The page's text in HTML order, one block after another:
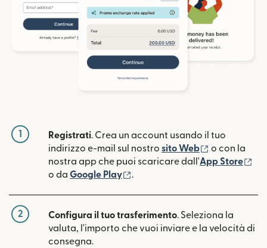
1 Registrati. Crea un account usando il tuo
indirizzo e-mail sul nostro sito Web (si apre in
o con la
nostra app che puoi scaricare dall'App Store
o da Google Play (si apre in una nuova finestra)
.
2 Configura il tuo trasferimento. Seleziona la
valuta, l'importo che vuoi inviare e la velocità di
consegna.